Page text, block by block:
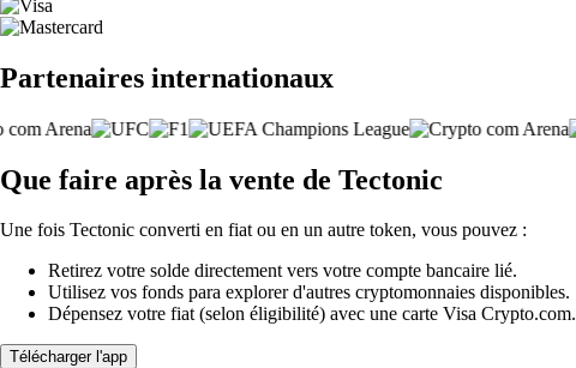
Partenaires internationaux
Que faire après la vente de Tectonic
Une fois Tectonic converti en fiat ou en un autre token, vous pouvez :
Retirez votre solde directement vers votre compte bancaire lié.
Utilisez vos fonds para explorer d'autres cryptomonnaies disponibles.
Dépensez votre fiat (selon éligibilité) avec une carte Visa Crypto.com.
Télécharger l'app